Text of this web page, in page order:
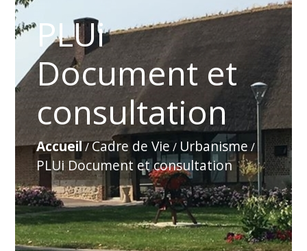
PLUi
Document et
consultation
Accueil/ Cadre de Vie / Urbanisme /
PLUi Document et consultation